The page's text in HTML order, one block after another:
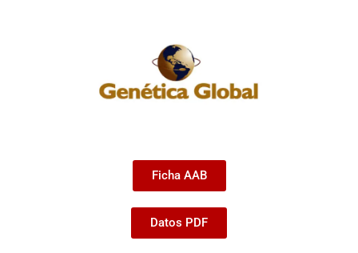
Ficha AAB
Datos PDF